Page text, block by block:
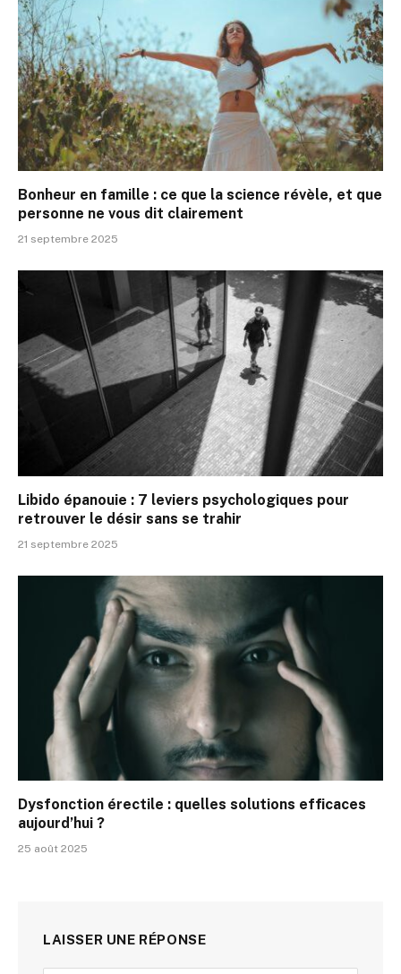
Bonheur en famille : ce que la science révèle, et que
personne ne vous dit clairement
21 septembre 2025
Libido épanouie : 7 leviers psychologiques pour
retrouver le désir sans se trahir
21 septembre 2025
Dysfonction érectile : quelles solutions efficaces
aujourd’hui ?
25 août 2025
LAISSER UNE RÉPONSE